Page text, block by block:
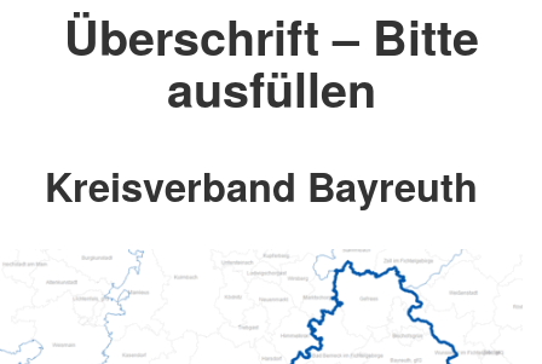
Überschrift – Bitte
ausfüllen
Kreisverband Bayreuth